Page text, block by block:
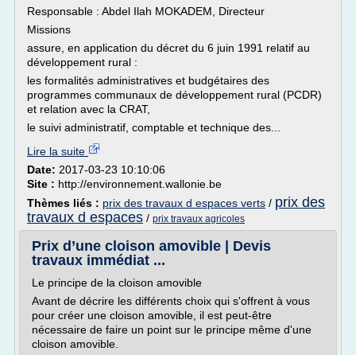
Responsable : Abdel Ilah MOKADEM, Directeur
Missions
assure, en application du décret du 6 juin 1991 relatif au
développement rural :
les formalités administratives et budgétaires des
programmes communaux de développement rural (PCDR)
et relation avec la CRAT,
le suivi administratif, comptable et technique des...
Lire la suite
Date: 2017-03-23 10:10:06
Site : http://environnement.wallonie.be
Thèmes liés : prix des travaux d espaces verts / prix des
travaux d espaces / prix travaux agricoles
Prix d’une cloison amovible | Devis
travaux immédiat ...
Le principe de la cloison amovible
Avant de décrire les différents choix qui s'offrent à vous
pour créer une cloison amovible, il est peut-être
nécessaire de faire un point sur le principe même d'une
cloison amovible.